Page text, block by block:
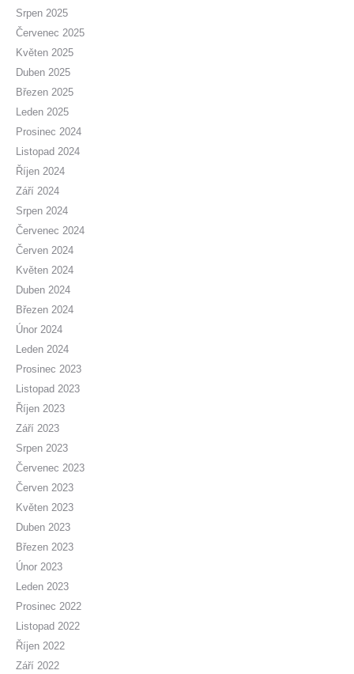
Srpen 2025
Červenec 2025
Květen 2025
Duben 2025
Březen 2025
Leden 2025
Prosinec 2024
Listopad 2024
Říjen 2024
Září 2024
Srpen 2024
Červenec 2024
Červen 2024
Květen 2024
Duben 2024
Březen 2024
Únor 2024
Leden 2024
Prosinec 2023
Listopad 2023
Říjen 2023
Září 2023
Srpen 2023
Červenec 2023
Červen 2023
Květen 2023
Duben 2023
Březen 2023
Únor 2023
Leden 2023
Prosinec 2022
Listopad 2022
Říjen 2022
Září 2022